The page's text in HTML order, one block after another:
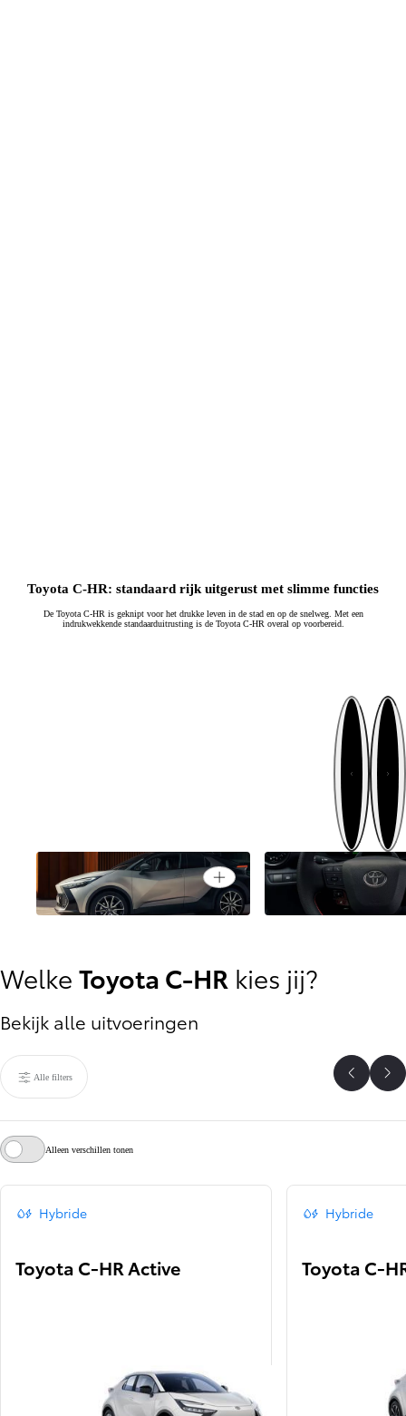
Toyota C-HR: standaard rijk uitgerust met slimme functies
De Toyota C-HR is geknipt voor het drukke leven in de stad en op de snelweg. Met een
indrukwekkende standaarduitrusting is de Toyota C-HR overal op voorbereid.
Vorige
Volgende
Een concept car voor de
openbare weg
Open card
Een persoonlijke
Welke Toyota C-HR kies jij?
Bekijk alle uitvoeringen
Alle filters Vorige
Alleen verschillen tonen
Hybride
Toyota C-HR Active
Hybride
Toyota C-